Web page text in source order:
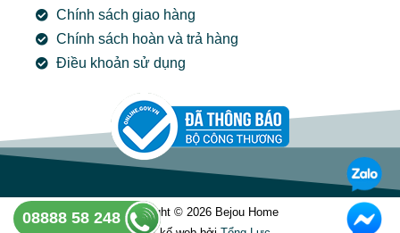
Chính sách giao hàng
Chính sách hoàn và trả hàng
Điều khoản sử dụng
Copyright © 2026 Bejou Home
08888 58 248